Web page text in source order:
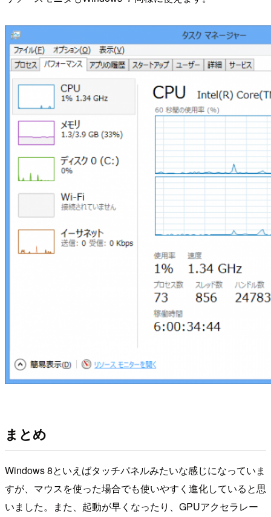
まとめ
Windows 8といえばタッチパネルみたいな感じになっていま
すが、マウスを使った場合でも使いやすく進化していると思
いました。また、起動が早くなったり、GPUアクセラレー